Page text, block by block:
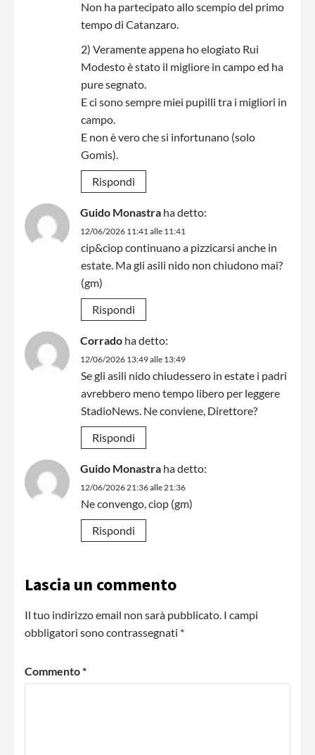
Non ha partecipato allo scempio del primo
tempo di Catanzaro.
2) Veramente appena ho elogiato Rui
Modesto è stato il migliore in campo ed ha
pure segnato.
E ci sono sempre miei pupilli tra i migliori in
campo.
E non è vero che si infortunano (solo
Gomis).
Rispondi
Guido Monastra ha detto:
12/06/2026 11:41 alle 11:41
cip&ciop continuano a pizzicarsi anche in
estate. Ma gli asili nido non chiudono mai?
(gm)
Rispondi
Corrado ha detto:
12/06/2026 13:49 alle 13:49
Se gli asili nido chiudessero in estate i padri
avrebbero meno tempo libero per leggere
StadioNews. Ne conviene, Direttore?
Rispondi
Guido Monastra ha detto:
12/06/2026 21:36 alle 21:36
Ne convengo, ciop (gm)
Rispondi
Lascia un commento
Il tuo indirizzo email non sarà pubblicato. I campi
obbligatori sono contrassegnati *
Commento*